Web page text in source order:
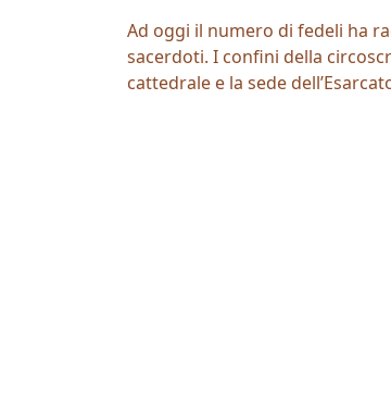
Ad oggi il numero di fedeli ha
sacerdoti. I confini della
cattedrale e la sede